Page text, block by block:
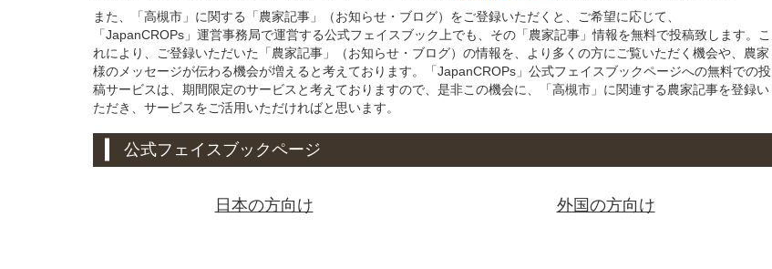
また、「高槻市」に関する「農家記事」（お知らせ・ブログ）をご登録いただくと、ご希望に応じて、
「JapanCROPs」運営事務局で運営する公式フェイスブック上でも、その「農家記事」情報を無料で投稿致します。こ
れにより、ご登録いただいた「農家記事」（お知らせ・ブログ）の情報を、より多くの方にご覧いただく機会や、農家
様のメッセージが伝わる機会が増えると考えております。「JapanCROPs」公式フェイスブックページへの無料での投
稿サービスは、期間限定のサービスと考えておりますので、是非この機会に、「高槻市」に関連する農家記事を登録い
ただき、サービスをご活用いただければと思います。
公式フェイスブックページ
日本の方向け 外国の方向け